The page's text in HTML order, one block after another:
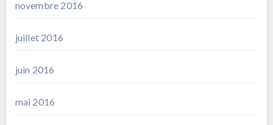
novembre 2016
juillet 2016
juin 2016
mai 2016